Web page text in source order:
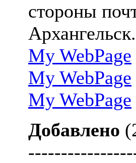
стороны
Архангельск.
My WebPage
My WebPage
My WebPage
Добавлено